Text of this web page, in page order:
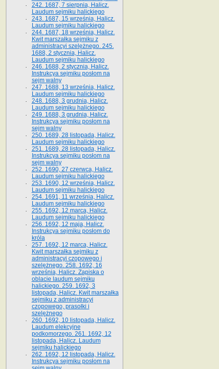
242. 1687, 7 sierpnia, Halicz.
Laudum sejmiku halickiego
243. 1687, 15 września, Halicz.
Laudum sejmiku halickiego
244. 1687, 18 września, Halicz.
Kwit marszałka sejmiku z
administracyi szelężnego. 245.
1688, 2 stycznia, Halicz.
Laudum sejmiku halickiego
246. 1688, 2 stycznia, Halicz.
Instrukcya sejmiku posłom na
sejm walny
247. 1688, 13 września, Halicz.
Laudum sejmiku halickiego
248. 1688, 3 grudnia, Halicz.
Laudum sejmiku halickiego
249. 1688, 3 grudnia, Halicz.
Instrukcya sejmiku posłom na
sejm walny
250. 1689, 28 listopada, Halicz.
Laudum sejmiku halickiego
251. 1689, 28 listopada, Halicz.
Instrukcya sejmiku posłom na
sejm walny
252. 1690, 27 czerwca, Halicz.
Laudum sejmiku halickiego
253. 1690, 12 września, Halicz.
Laudum sejmiku halickiego
254. 1691, 11 września, Halicz.
Laudum sejmiku halickiego
255. 1692, 12 marca, Halicz.
Laudum sejmiku halickiego
256. 1692, 12 maja, Halicz.
Instrukcya sejmiku posłom do
króla
257. 1692, 12 marca, Halicz.
Kwit marszałka sejmiku z
administracyi czopowego i
szelężnego. 258. 1692, 16
września, Halicz. Zapiska o
oblacie laudum sejmiku
halickiego. 259. 1692, 3
listopada, Halicz. Kwit marszałka
sejmiku z administracyi
czopowego, prasołki i
szelężnego
260. 1692, 10 listopada, Halicz.
Laudum elekcyjne
podkomorzego. 261. 1692, 12
listopada, Halicz. Laudum
sejmiku halickiego
262. 1692, 12 listopada, Halicz.
Instrukcya sejmiku posłom na